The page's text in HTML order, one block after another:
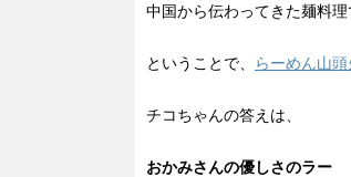
中国から伝わってきた麺料
ということで、 らーめん山
チコちゃんの答えは、
おかみさんの優しさのラー